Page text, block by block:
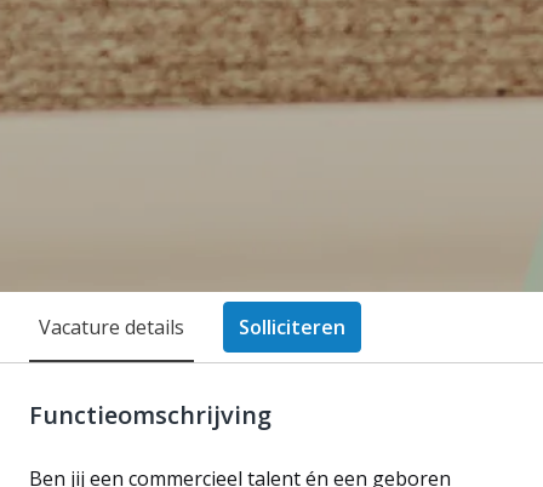
Vacature details Solliciteren
Functieomschrijving
Ben jij een commercieel talent én een geboren